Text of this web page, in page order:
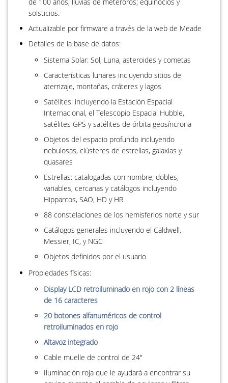
solsticios.
Actualizable por firmware a través de la web de Meade
Detalles de la base de datos:
Sistema Solar: Sol, Luna, asteroides y cometas
Características lunares incluyendo sitios de
aterrizaje, montañas, cráteres y lagos
Satélites: incluyendo la Estación Espacial
Internacional, el Telescopio Espacial Hubble,
satélites GPS y satélites de órbita geosíncrona
Objetos del espacio profundo incluyendo
nebulosas, clústeres de estrellas, galaxias y
quasares
Estrellas: catalogadas con nombre, dobles,
variables, cercanas y catálogos incluyendo
Hipparcos, SAO, HD y HR
88 constelaciones de los hemisferios norte y sur
Catálogos generales incluyendo el Caldwell,
Messier, IC, y NGC
Objetos definidos por el usuario
Propiedades físicas:
Display LCD retroiluminado en rojo con 2 líneas
de 16 caracteres
20 botones alfanuméricos de control
retroiluminados en rojo
Altavoz integrado
Cable muelle de control de 24"
Iluminación roja que le ayudará a encontrar su